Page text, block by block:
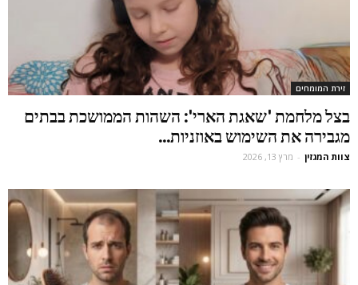
זירת המומחים
בצל מלחמת 'שאגת הארי': השהות הממושכת בבתים
מגבירה את השימוש באוזניות...
צוות המגזין - מרץ 13, 2026